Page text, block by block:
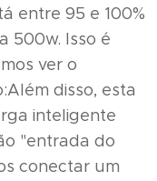
entre 95 e 100%
500w. Isso é
ver o
disso, esta
inteligente
"entrada do
conectar um